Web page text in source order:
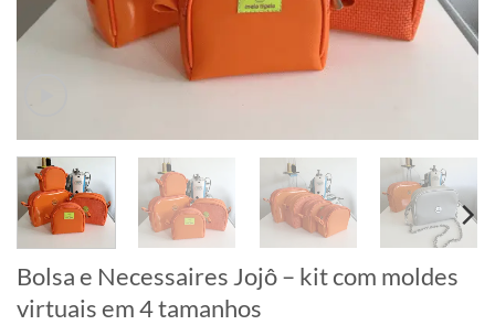
Bolsa e Necessaires Jojô – kit com moldes
virtuais em 4 tamanhos